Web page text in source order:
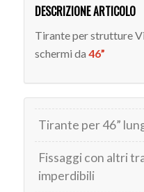
DESCRIZIONE ARTICOLO
Tirante per strutture
schermi da 46”
Tirante per 46”
Fissaggi con altri
imperdibili